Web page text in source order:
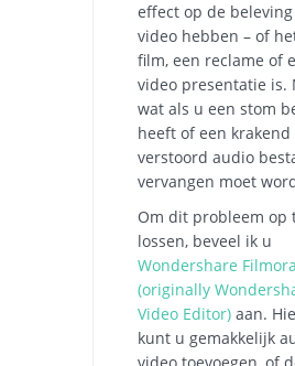
effect op de
video hebben – of
film, een reclame of
video presentatie is.
wat als u een stom
heeft of een krakend
verstoord audio
vervangen moet
Om dit probleem op
lossen, beveel ik u
Wondershare Filmora
(originally
Video Editor) aan.
kunt u gemakkelijk